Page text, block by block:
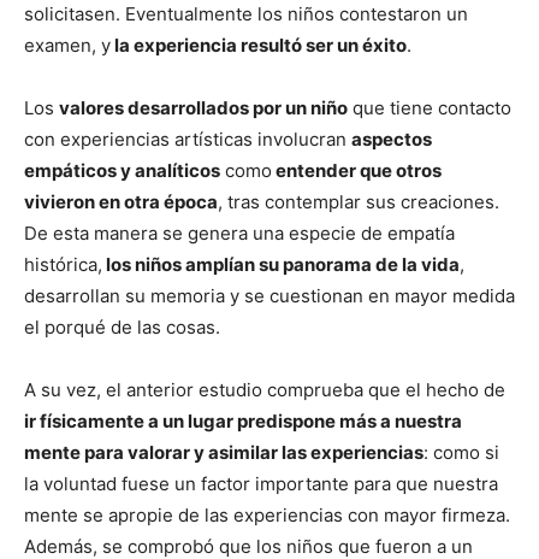
solicitasen. Eventualmente los niños contestaron un
examen, yla experiencia resultó ser un éxito.
Los valores desarrollados por un niño que tiene contacto
con experiencias artísticas involucran aspectos
empáticos y analíticos como entender que otros
vivieron en otra época, tras contemplar sus creaciones.
De esta manera se genera una especie de empatía
histórica, los niños amplían su panorama de la vida,
desarrollan su memoria y se cuestionan en mayor medida
el porqué de las cosas.
A su vez, el anterior estudio comprueba que el hecho de
ir físicamente a un lugar predispone más a nuestra
mente para valorar y asimilar las experiencias: como si
la voluntad fuese un factor importante para que nuestra
mente se apropie de las experiencias con mayor firmeza.
Además, se comprobó que los niños que fueron a un